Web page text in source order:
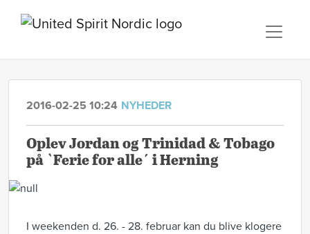
2016-02-25 10:24 NYHEDER
Oplev Jordan og Trinidad & Tobago
på `Ferie for alle´ i Herning
I weekenden d. 26. - 28. februar kan du blive klogere